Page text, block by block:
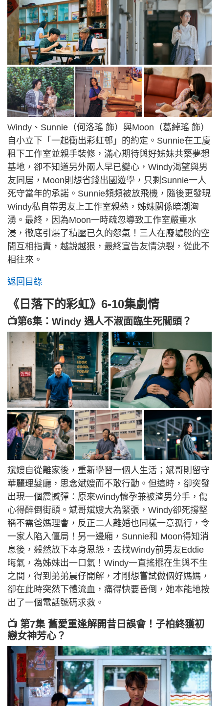
Windy、Sunnie（何洛瑤 飾）與Moon（葛綽瑤 飾）
自小立下「一起衝出彩虹邨」的約定。Sunnie在工廈
租下工作室並親手裝修，滿心期待與好姊妹共築夢想
基地，卻不知道另外兩人早已變心，Windy渴望與男
友同居，Moon則想省錢出國遊學，只剩Sunnie一人
死守當年的承諾。Sunnie頻頻被放飛機，隨後更發現
Windy私自帶男友上工作室親熱，姊妹關係暗潮洶
湧。最終，因為Moon一時疏忽導致工作室嚴重水
浸，徹底引爆了積壓已久的怨氣！三人在廢墟般的空
間互相指責，越說越狠，最終宣告友情決裂，從此不
相往來。
返回目錄
《日落下的彩虹》6-10集劇情
📺第6集：Windy 遇人不淑面臨生死關頭？
斌嫂自從離家後，重新學習一個人生活；斌哥則留守
華麗理髮廳，思念斌嫂而不敢行動。但這時，卻突發
出現一個震撼彈：原來Windy懷孕兼被渣男分手，傷
心得醉倒街頭。斌哥斌嫂大為緊張，Windy卻死撐堅
稱不需爸媽理會，反正二人離婚也同樣一意孤行，令
一家人陷入僵局！另一邊廂，Sunnie和 Moon得知消
息後，毅然放下本身恩怨，去找Windy前男友Eddie
晦氣，為姊妹出一口氣！Windy一直搖擺在生與不生
之間，得到弟弟晨仔開解，才剛想嘗試做個好媽媽，
卻在此時突然下體流血，痛得快要昏倒，她本能地按
出了一個電話號碼求救。
📺 第7集 舊愛重逢解開昔日誤會！子柏終獲初
戀女神芳心？